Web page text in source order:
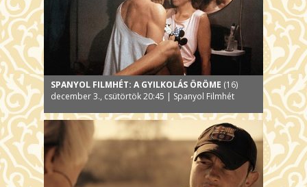
SPANYOL FILMHÉT: A GYILKOLÁS ÖRÖME (16)
december 3., csütörtök 20:45 | Spanyol Filmhét